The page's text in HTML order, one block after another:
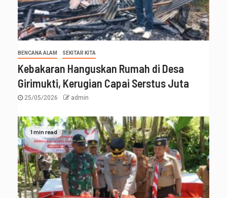
BENCANA ALAM SEKITAR KITA
Kebakaran Hanguskan Rumah di Desa
Girimukti, Kerugian Capai Serstus Juta
25/05/2026 admin
1 min read